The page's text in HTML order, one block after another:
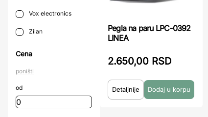
Vox electronics
Zilan
Cena
poništi
od
Pegla na paru LPC-0392
LINEA
2.650,00 RSD
Detaljnije